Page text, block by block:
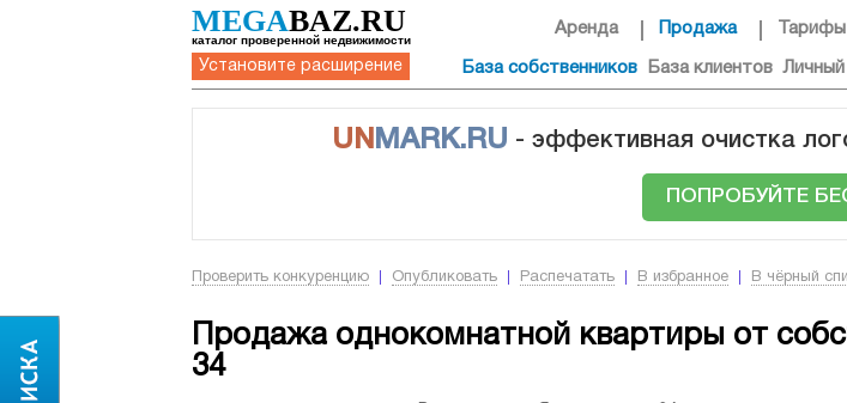
MEGABAZ.RU
каталог проверенной недвижимости
Установите расширение
Аренда Продажа Тарифы
База собственников База клиентов
UN MARK.RU - эффективная очистка
ПОПРОБУЙТЕ
Проверить конкуренцию Опубликовать Распечатать В избранное В чёрный
Продажа однокомнатной квартиры от
34